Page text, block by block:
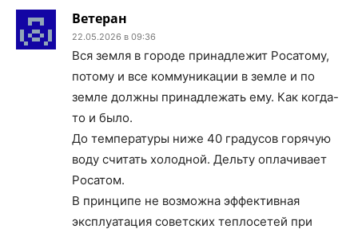
Ветеран
22.05.2026 в 09:36
Вся земля в городе принадлежит Росатому,
потому и все коммуникации в земле и по
земле должны принадлежать ему. Как когда-
то и было.
До температуры ниже 40 градусов горячую
воду считать холодной. Дельту оплачивает
Росатом.
В принципе не возможна эффективная
эксплуатация советских теплосетей при